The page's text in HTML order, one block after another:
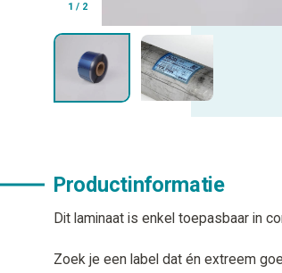
1 / 2
Productinformatie
Dit laminaat is enkel toepasbaar in
Zoek je een label dat én extreem